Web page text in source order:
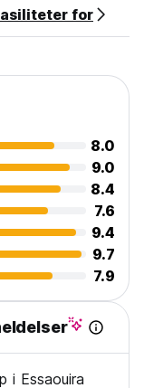
for
8.0
9.0
8.4
7.6
9.4
9.7
7.9
i Essaouira